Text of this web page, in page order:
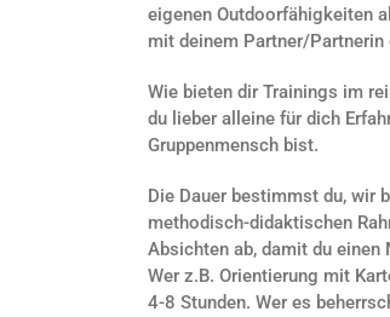
eigenen Outdoorfähigkeiten
mit deinem Partner/Partnerin
Wie bieten dir Trainings im
du lieber alleine für dich
Gruppenmensch bist.
Die Dauer bestimmst du, wir
methodisch-didaktischen
Absichten ab, damit du einen
Wer z.B. Orientierung mit
4-8 Stunden. Wer es